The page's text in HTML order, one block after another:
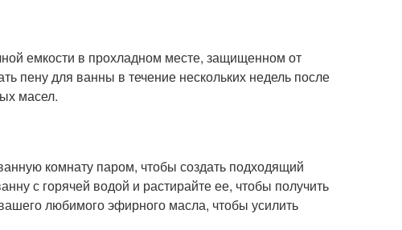
емкости в прохладном месте, защищенном от
пену для ванны в течение нескольких недель после
масел.
комнату паром, чтобы создать подходящий
с горячей водой и растирайте ее, чтобы получить
любимого эфирного масла, чтобы усилить